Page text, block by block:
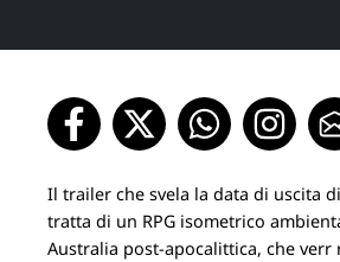
Il trailer che svela la data di uscita
tratta di un RPG isometrico
Australia post-apocalittica, che verr